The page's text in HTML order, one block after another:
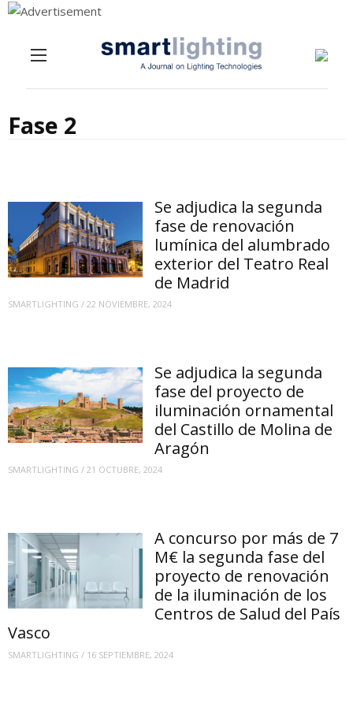
Fase 2
Se adjudica la segunda
fase de renovación
lumínica del alumbrado
exterior del Teatro Real
de Madrid
SMARTLIGHTING / 22 NOVIEMBRE, 2024
Se adjudica la segunda
fase del proyecto de
iluminación ornamental
del Castillo de Molina de
Aragón
SMARTLIGHTING / 21 OCTUBRE, 2024
A concurso por más de 7
M€ la segunda fase del
proyecto de renovación
de la iluminación de los
Centros de Salud del País
Vasco
SMARTLIGHTING / 16 SEPTIEMBRE, 2024